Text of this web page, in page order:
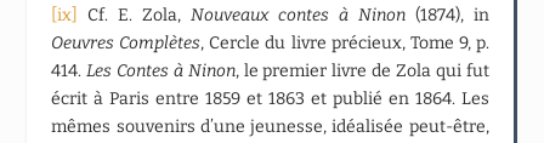
[ix] Cf. E. Zola,Nouveaux contes à Ninon(1874), in
Oeuvres Complètes, Cercle du livre précieux, Tome 9, p.
414.Les Contes à Ninon, le premier livre de Zola qui fut
écrit à Paris entre 1859 et 1863 et publié en 1864. Les
mêmes souvenirs d’une jeunesse, idéalisée peut-être,